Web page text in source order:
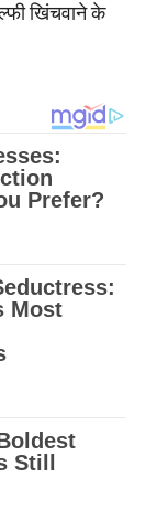
खिंचवाने के